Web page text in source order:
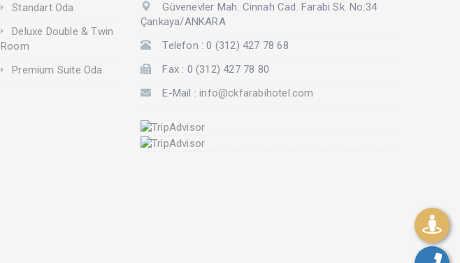
Standart Oda
Deluxe Double & Twin
Room
Premium Suite Oda
Güvenevler Mah. Cinnah Cad. Farabi Sk. No:34
Çankaya/ANKARA
Telefon : 0 (312) 427 78 68
Fax : 0 (312) 427 78 80
E-Mail :info@ckfarabihotel.com